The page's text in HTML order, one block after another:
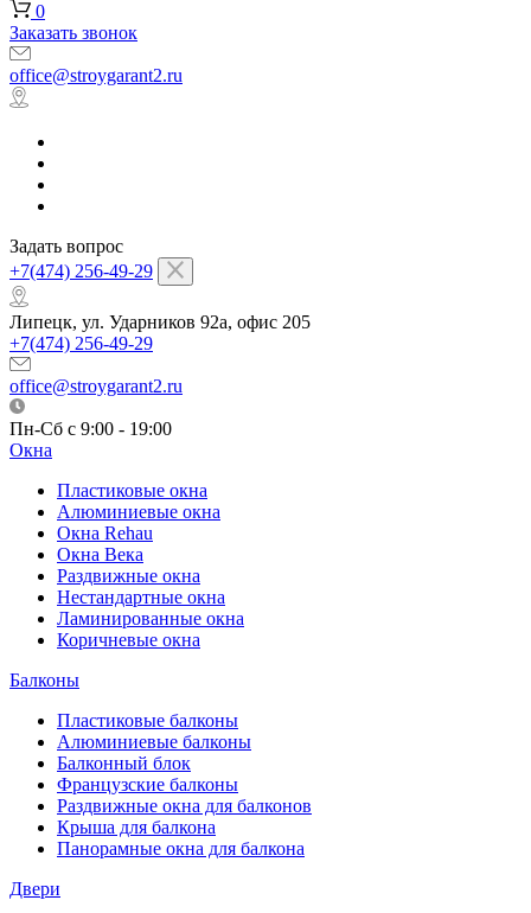
0
Заказать звонок
office@stroygarant2.ru
Задать вопрос
+7(474) 256-49-29
Липецк, ул. Ударников 92а, офис 205
+7(474) 256-49-29
office@stroygarant2.ru
Пн-Сб с 9:00 - 19:00
Окна
Пластиковые окна
Алюминиевые окна
Окна Rehau
Окна Века
Раздвижные окна
Нестандартные окна
Ламинированные окна
Коричневые окна
Балконы
Пластиковые балконы
Алюминиевые балконы
Балконный блок
Французские балконы
Раздвижные окна для балконов
Крыша для балкона
Панорамные окна для балкона
Двери